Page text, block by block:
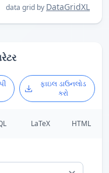
data grid by DataGridXL
ફાઇલ ડાઉનલોડ
કરો
LaTeX HTML